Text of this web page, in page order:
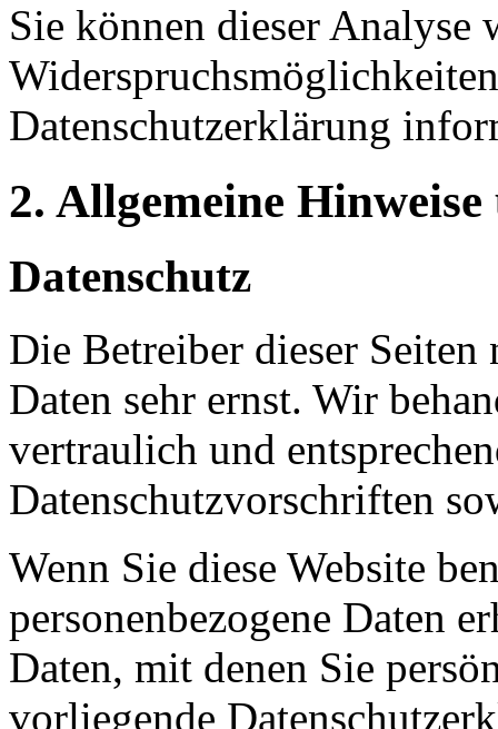
Sie können dieser Analyse
Datenschutzerklärung
2. Allgemeine
Datenschutz
Die Betreiber dieser
Daten sehr ernst. Wir
vertraulich und
Datenschutzvorschriften
Wenn Sie diese Website
personenbezogene Daten
Daten, mit denen Sie
vorliegende